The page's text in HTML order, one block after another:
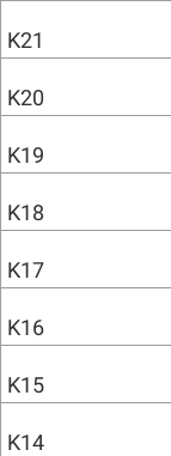
K21
K20
K19
K18
K17
K16
K15
K14